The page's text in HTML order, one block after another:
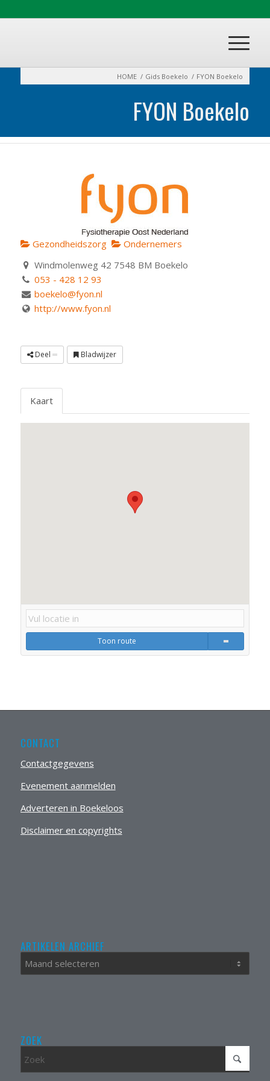
HOME / Gids Boekelo / FYON Boekelo
FYON Boekelo
Gezondheidszorg
Ondernemers
Windmolenweg 42 7548 BM Boekelo
053 - 428 12 93
boekelo@fyon.nl
http://www.fyon.nl
Deel Bladwijzer
Kaart
Toon route
CONTACT
Contactgegevens
Evenement aanmelden
Adverteren in Boekeloos
Disclaimer en copyrights
ARTIKELEN ARCHIEF
ZOEK